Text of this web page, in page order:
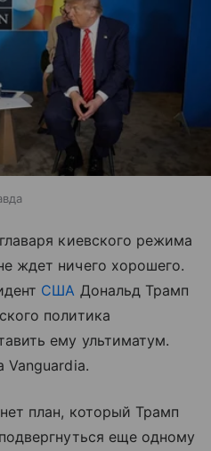
киевского режима
ждет ничего хорошего.
США Дональд Трамп
политика
ему ультиматум.
Vanguardia.
план, который Трамп
еще одному